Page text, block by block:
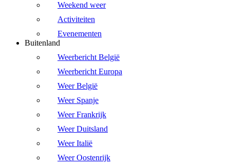
Weekend weer
Activiteiten
Evenementen
Buitenland
Weerbericht België
Weerbericht Europa
Weer België
Weer Spanje
Weer Frankrijk
Weer Duitsland
Weer Italië
Weer Oostenrijk